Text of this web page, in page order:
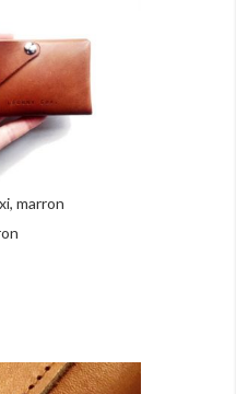
marron